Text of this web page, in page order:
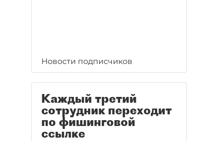
Новости подписчиков
Каждый третий
сотрудник переходит
по фишинговой
ссылке